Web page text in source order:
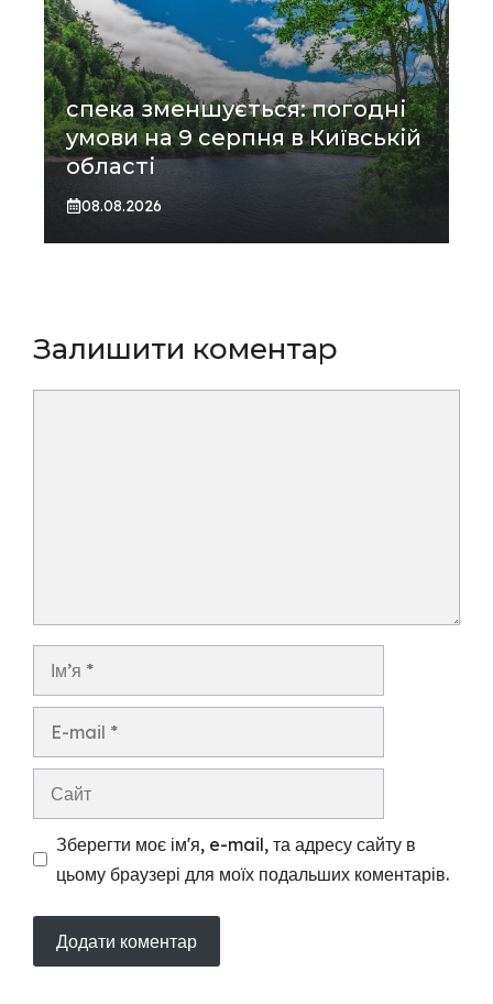
спека зменшується: погодні
умови на 9 серпня в Київській
області
08.08.2026
Залишити коментар
Зберегти моє ім'я, e-mail, та адресу сайту в
цьому браузері для моїх подальших коментарів.